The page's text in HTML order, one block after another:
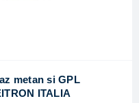
metan si GPL
ITALIA